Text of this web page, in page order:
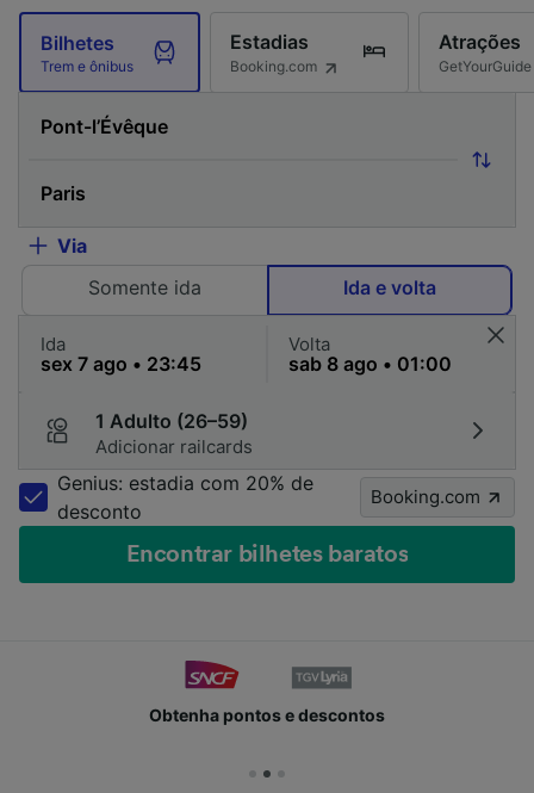
Bilhetes
Trem e ônibus
Estadias
Booking.com
Atrações
GetYourGuide
Via
Somente ida
Ida e volta
Ida Volta
1 Adulto (26–59)
Adicionar railcards
Genius: estadia com 20% de
desconto
Booking.com
Encontrar bilhetes baratos
Obtenha pontos e descontos